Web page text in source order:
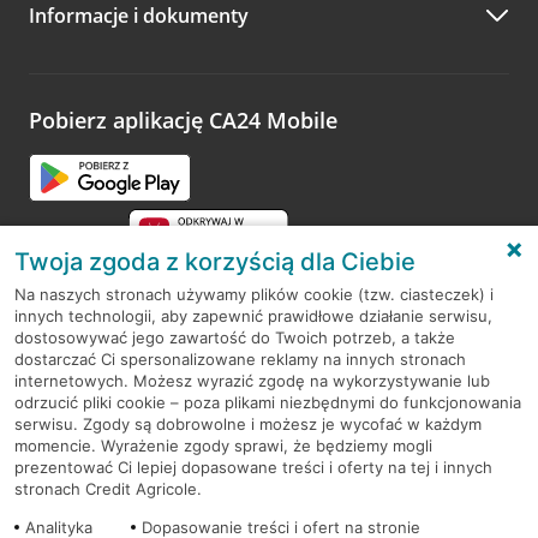
Zachęcamy do podzielenia się z nami opinią o wizycie.
opinie.
Informacje i dokumenty
Pobierz aplikację CA24 Mobile
RODO
Regulamin serwisu
Mapa serwisu
PolitykaCookies
Twoja zgoda z korzyścią dla Ciebie
Na naszych stronach używamy plików cookie (tzw. ciasteczek) i
innych technologii, aby zapewnić prawidłowe działanie serwisu,
dostosowywać jego zawartość do Twoich potrzeb, a także
dostarczać Ci spersonalizowane reklamy na innych stronach
internetowych. Możesz wyrazić zgodę na wykorzystywanie lub
odrzucić pliki cookie – poza plikami niezbędnymi do funkcjonowania
serwisu. Zgody są dobrowolne i możesz je wycofać w każdym
momencie. Wyrażenie zgody sprawi, że będziemy mogli
prezentować Ci lepiej dopasowane treści i oferty na tej i innych
stronach Credit Agricole.
Analityka
Dopasowanie treści i ofert na stronie